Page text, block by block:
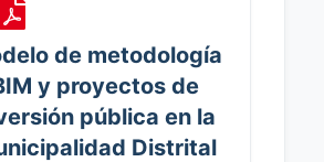
de metodología
y proyectos de
pública en la
Distrital